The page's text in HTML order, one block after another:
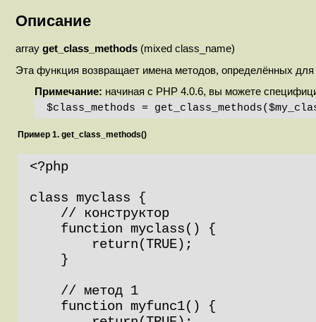
Описание
array get_class_methods (mixed class_name)
Эта функция возвращает имена методов, определённых
Примечание: начиная с PHP 4.0.6, вы можете
$class_methods =
Пример 1. get_class_methods()
<?php
class myclass {